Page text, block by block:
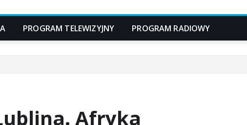
PROGRAM TELEWIZYJNY PROGRAM RADIOWY
Afryka